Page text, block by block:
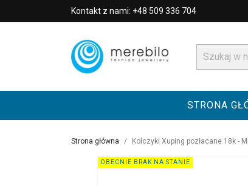
Kontakt z nami: +48 509 336 704
STRONA
Strona główna Kolczyki Xuping pozłacane 18k -
OBECNIE BRAK NA STANIE